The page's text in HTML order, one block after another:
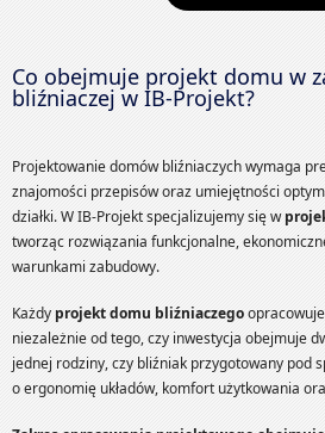
Co obejmuje projekt domu w
bliźniaczej w IB-Projekt?
Projektowanie domów bliźniaczych wymaga
znajomości przepisów oraz umiejętności
działki. W IB-Projekt specjalizujemy się w
tworząc rozwiązania funkcjonalne,
warunkami zabudowy.
Każdyprojekt domu bliźniaczego
niezależnie od tego, czy inwestycja obejmuje
jednej rodziny, czy bliźniak przygotowany pod
o ergonomię układów, komfort użytkowania